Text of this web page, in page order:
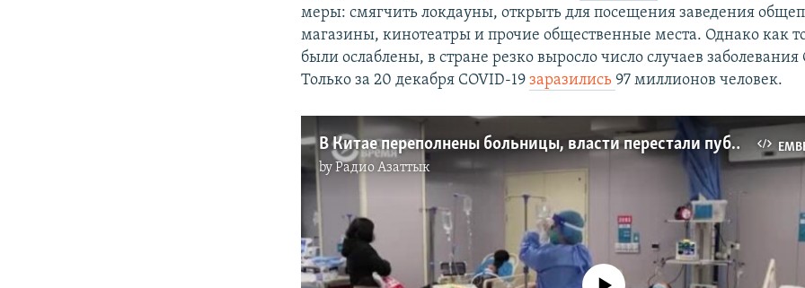
меры: смягчить локдауны, открыть для посещения заведения
магазины, кинотеатры и прочие общественные места. Однако как
были ослаблены, в стране резко выросло число случаев заболевания
Только за 20 декабря COVID-19заразились 97 миллионов человек.
В Китае переполнены больницы, власти перестали публиковать статистику по ковиду
byРадио Азаттык
No media source currently available